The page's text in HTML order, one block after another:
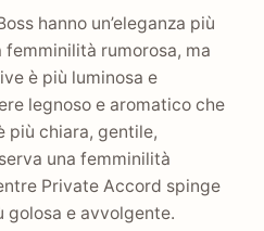
hanno un’eleganza più
rumorosa, ma
è più luminosa e
legnoso e aromatico che
più chiara, gentile,
una femminilità
Private Accord spinge
golosa e avvolgente.